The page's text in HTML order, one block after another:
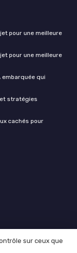
pour une meilleure
pour une meilleure
embarquée qui
stratégies
cachés pour
sur ceux que